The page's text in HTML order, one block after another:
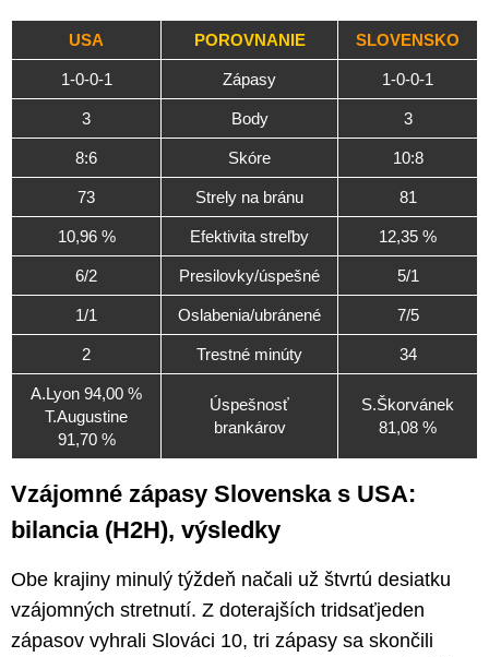
USA POROVNANIE SLOVENSKO
1-0-0-1 Zápasy 1-0-0-1
3 Body 3
8:6 Skóre 10:8
73 Strely na bránu 81
10,96 % Efektivita streľby 12,35 %
6/2 Presilovky/úspešné 5/1
1/1 Oslabenia/ubránené 7/5
2 Trestné minúty 34
A.Lyon 94,00 %
T.Augustine
91,70 %
Úspešnosť
brankárov
S.Škorvánek
81,08 %
Vzájomné zápasy Slovenska s USA:
bilancia (H2H), výsledky
Obe krajiny minulý týždeň načali už štvrtú desiatku
vzájomných stretnutí. Z doterajších tridsaťjeden
zápasov vyhrali Slováci 10, tri zápasy sa skončili